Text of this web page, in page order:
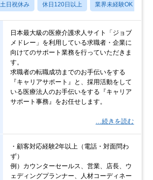
土日祝休み 休日120日以上 業界未経験OK
日本最大級の医療介護求人サイト「ジョブ
メドレー」を利用している求職者・企業に
向けてのサポート業務を行っていただきま
す。
求職者の転職成功までのお手伝いをする
『キャリアサポート』と、採用活動をして
いる医療法人のお手伝いをする『キャリア
サポート事務』をお任せします。
…続きを読む
・顧客対応経験2年以上（電話・対面問わ
ず）
例）カウンターセールス、営業、店長、ウ
ェディングプランナー、人材コーディネー